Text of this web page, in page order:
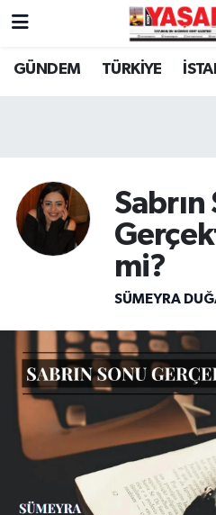
GÜNDEM TÜRKİYE
Sabrın
mi?
SÜMEYRA